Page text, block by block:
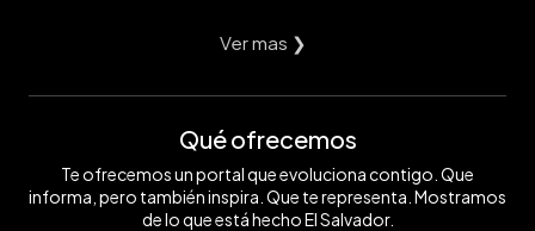
Ver mas ❯
Qué ofrecemos
Te ofrecemos un portal que evoluciona contigo. Que
informa, pero también inspira. Que te representa. Mostramos
de lo que está hecho El Salvador.